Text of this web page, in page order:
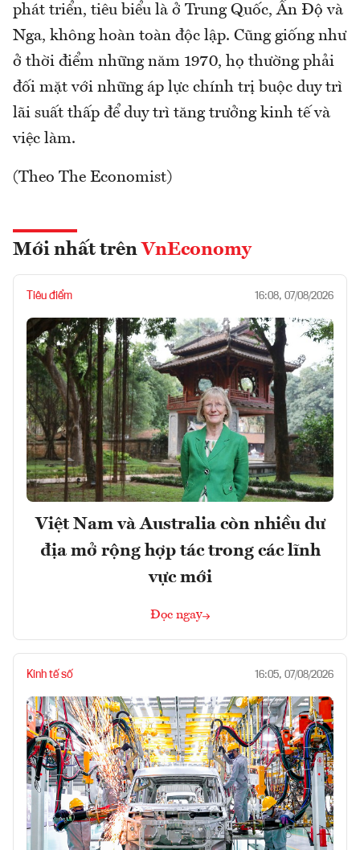
phát triển, tiêu biểu là ở Trung Quốc, Ấn Độ và
Nga, không hoàn toàn độc lập. Cũng giống như
ở thời điểm những năm 1970, họ thường phải
đối mặt với những áp lực chính trị buộc duy trì
lãi suất thấp để duy trì tăng trưởng kinh tế và
việc làm.
(Theo The Economist)
Mới nhất trên VnEconomy
Tiêu điểm 16:08, 07/08/2026
Việt Nam và Australia còn nhiều dư
địa mở rộng hợp tác trong các lĩnh
vực mới
Đọc ngay
Kinh tế số 16:05, 07/08/2026